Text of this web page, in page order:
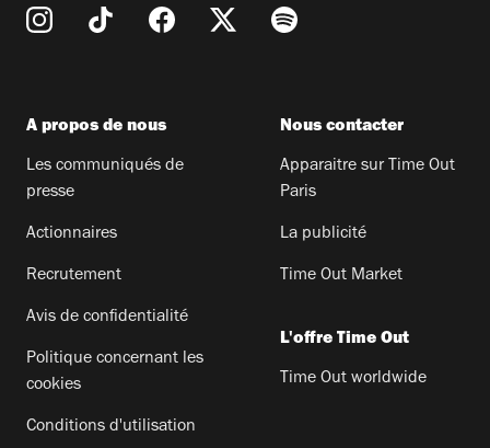
A propos de nous
Les communiqués de
presse
Actionnaires
Recrutement
Avis de confidentialité
Politique concernant les
cookies
Conditions d'utilisation
Nous contacter
Apparaitre sur Time Out
Paris
La publicité
Time Out Market
L'offre Time Out
Time Out worldwide